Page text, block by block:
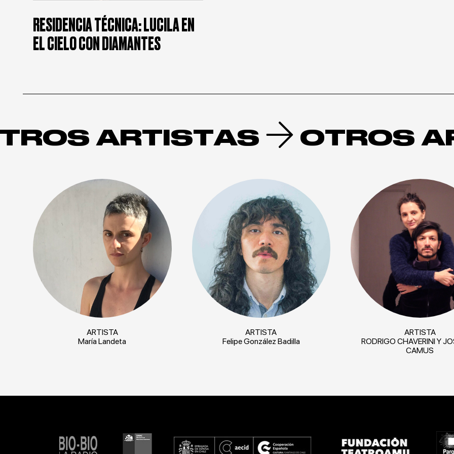
RESIDENCIA TÉCNICA: LUCILA EN
EL CIELO CON DIAMANTES
ARTISTAS OTROS
ARTISTA
María Landeta
ARTISTA
Felipe González Badilla
ARTISTA
RODRIGO CHAVERINI Y
CAMUS